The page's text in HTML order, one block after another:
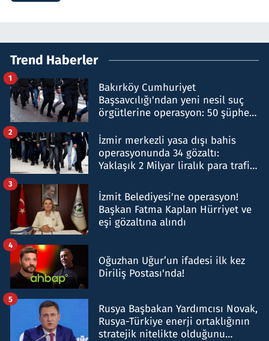
Trend Haberler
Bakırköy Cumhuriyet
Başsavcılığı'ndan yeni nesil suç
örgütlerine operasyon: 50 şüpheli
1
İzmir merkezli yasa dışı bahis
operasyonunda 34 gözaltı:
Yaklaşık 2 Milyar liralık para trafiği
2
İzmit Belediyesi'ne operasyon!
Başkan Fatma Kaplan Hürriyet ve
eşi gözaltına alındı
3
Oğuzhan Uğur’un ifadesi ilk kez
Diriliş Postası'nda!
4
Rusya Başbakan Yardımcısı Novak,
Rusya-Türkiye enerji ortaklığının
stratejik nitelikte olduğunu
5